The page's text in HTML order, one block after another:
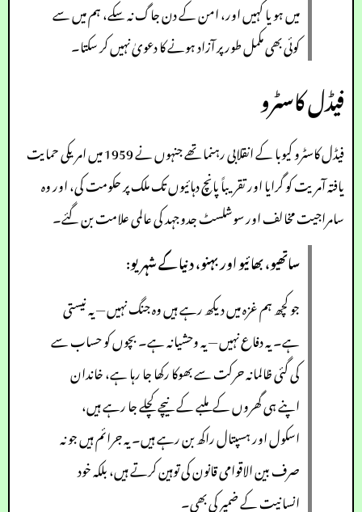
میں ہو یا کہیں اور، امن کے دن جاگ نہ سکے، ہم میں سے
کوئی بھی مکمل طور پر آزاد ہونے کا دعویٰ نہیں کر سکتا۔
فیڈل کاسٹرو
فیڈل کاسٹرو کیوبا کے انقلابی رہنما تھے جنہوں نے 1959 میں امریکی حمایت
یافتہ آمریت کو گرایا اور تقریباً پانچ دہائیوں تک ملک پر حکومت کی، اور وہ
سامراجیت مخالف اور سوشلسٹ جدوجہد کی عالمی علامت بن گئے۔
ساتھیو، بھائیو اور بہنو، دنیا کے شہریو:
جو کچھ ہم غزہ میں دیکھ رہے ہیں وہ جنگ نہیں — یہ نیستی
ہے۔ یہ دفاع نہیں — یہ وحشیانہ ہے۔ بچوں کو حساب سے
کی گئی ظالمانہ حرکت سے بھوکا رکھا جا رہا ہے، خاندان
اپنے ہی گھروں کے ملبے کے نیچے کچلے جا رہے ہیں،
اسکول اور ہسپتال راکھ بن رہے ہیں۔ یہ جرائم ہیں جو نہ
صرف بین الاقوامی قانون کی توہین کرتے ہیں، بلکہ خود
انسانیت کے ضمیر کی بھی۔